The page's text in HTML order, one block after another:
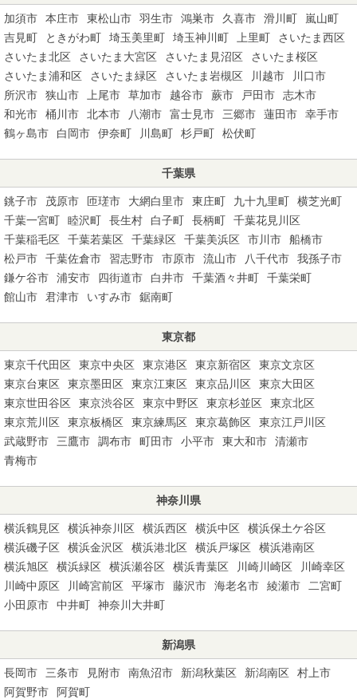
加須市 本庄市 東松山市 羽生市 鴻巣市 久喜市 滑川町
嵐山町
吉見町
ときがわ町 埼玉美里町 埼玉神川町 上里町
さいたま西区
さいたま北区
さいたま大宮区 さいたま見沼区
さいたま桜区
さいたま浦和区
さいたま緑区 さいたま岩槻区 川越市
川口市
所沢市
狭山市 上尾市 草加市 越谷市 蕨市 戸田市
志木市
和光市
桶川市 北本市 八潮市 富士見市 三郷市 蓮田市
幸手市
鶴ヶ島市
白岡市 伊奈町 川島町 杉戸町 松伏町
千葉県
銚子市 茂原市 匝瑳市 大網白里市 東庄町 九十九里町
横芝光町
千葉一宮町
睦沢町 長生村 白子町 長柄町
千葉花見川区
千葉稲毛区
千葉若葉区 千葉緑区 千葉美浜区 市川市
船橋市
松戸市
千葉佐倉市 習志野市 市原市 流山市 八千代市
我孫子市
鎌ケ谷市
浦安市 四街道市 白井市 千葉酒々井町
千葉栄町
館山市
君津市 いすみ市 鋸南町
東京都
東京千代田区 東京中央区 東京港区 東京新宿区
東京文京区
東京台東区
東京墨田区 東京江東区 東京品川区
東京大田区
東京世田谷区
東京渋谷区 東京中野区 東京杉並区
東京北区
東京荒川区
東京板橋区 東京練馬区 東京葛飾区
東京江戸川区
武蔵野市
三鷹市 調布市 町田市 小平市 東大和市
清瀬市
青梅市
神奈川県
横浜鶴見区 横浜神奈川区 横浜西区 横浜中区
横浜保土ケ谷区
横浜磯子区
横浜金沢区 横浜港北区 横浜戸塚区
横浜港南区
横浜旭区
横浜緑区 横浜瀬谷区 横浜青葉区 川崎川崎区
川崎幸区
川崎中原区
川崎宮前区 平塚市 藤沢市 海老名市 綾瀬市
二宮町
小田原市
中井町 神奈川大井町
新潟県
長岡市 三条市 見附市 南魚沼市 新潟秋葉区 新潟南区
村上市
阿賀野市
阿賀町